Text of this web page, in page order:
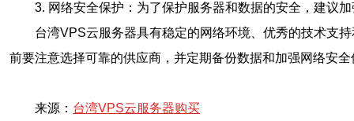
3. 网络安全保护：为了保护服务器和数据的安全，建议
台湾VPS云服务器具有稳定的网络环境、优秀的技术支
前要注意选择可靠的供应商，并定期备份数据和加强网络安
来源： 台湾VPS云服务器购买